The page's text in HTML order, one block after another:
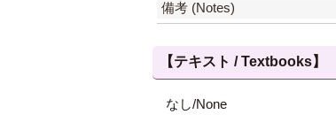
備考 (Notes)
【テキスト / Textbooks】
なし/None